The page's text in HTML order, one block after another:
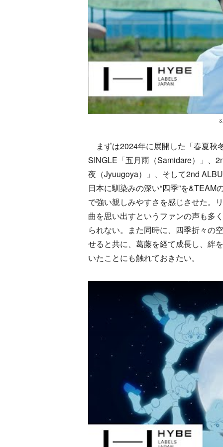
まずは2024年に展開した「春夏秋
SINGLE「五月雨（Samidare）」、
夜（Jyuugoya）」、そして2nd
日本に馴染みの深い“四季”を
で強い親しみやすさを感じさせた。
曲を思い出すというファンの声も多
られない。また同時に、四季折々の
せると共に、葛藤を経て成長し、絆
いたことにも触れておきたい。